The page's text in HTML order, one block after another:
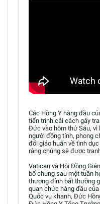
Các Hồng Y hàng đầu
tiến trình cải cách gây
Đức vào hôm thứ Sáu, vì
người đồng tính, phong
đổi giáo huấn về tình
rằng chúng sẽ được
Vatican và Hội Đồng
bố chung sau một tuần
thượng đỉnh bất thường
quan chức hàng đầu
Quốc vụ khanh, Đức